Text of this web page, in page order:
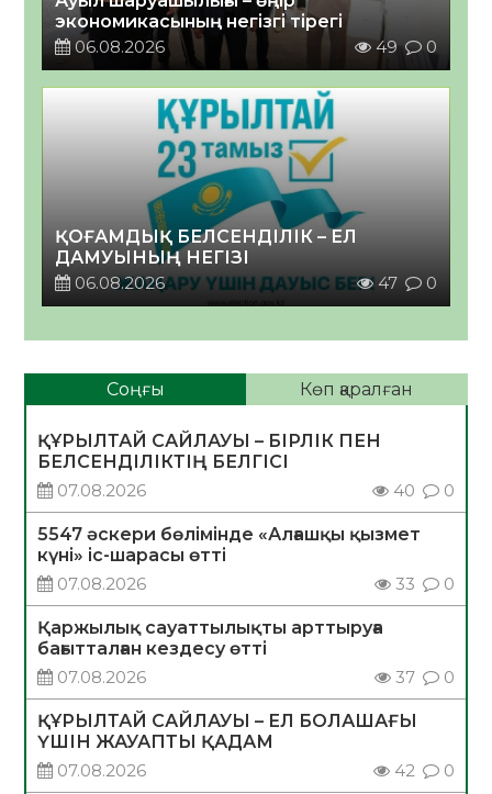
экономикасының негізгі тірегі
06.08.2026
49 0
ҚОҒАМДЫҚ БЕЛСЕНДІЛІК – ЕЛ
ДАМУЫНЫҢ НЕГІЗІ
06.08.2026
47 0
Соңғы Көп қаралған
ҚҰРЫЛТАЙ САЙЛАУЫ – БІРЛІК ПЕН
БЕЛСЕНДІЛІКТІҢ БЕЛГІСІ
07.08.2026
40 0
5547 әскери бөлімінде «Алғашқы қызмет
күні» іс-шарасы өтті
07.08.2026
33 0
Қаржылық сауаттылықты арттыруға
бағытталған кездесу өтті
07.08.2026
37 0
ҚҰРЫЛТАЙ САЙЛАУЫ – ЕЛ БОЛАШАҒЫ
ҮШІН ЖАУАПТЫ ҚАДАМ
07.08.2026
42 0